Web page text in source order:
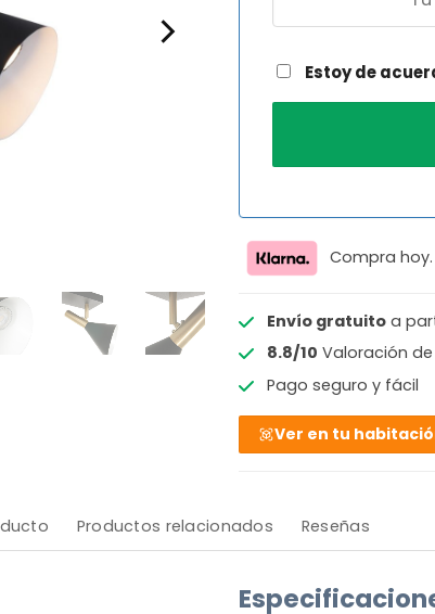
Estoy de
Compra hoy.
Envío gratuitoa
8.8/10 Valoración
Pago seguro y fácil
Ver en tu
Productos relacionados Reseñas